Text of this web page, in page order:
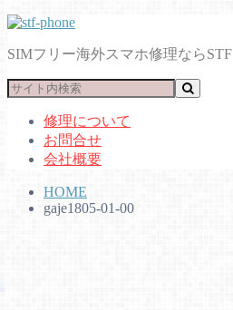
SIMフリー海外スマホ修理ならSTF
修理について
お問合せ
会社概要
HOME
gaje1805-01-00